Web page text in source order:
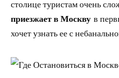
столице туристам очень
приезжает в Москвув
хочет узнать ее с